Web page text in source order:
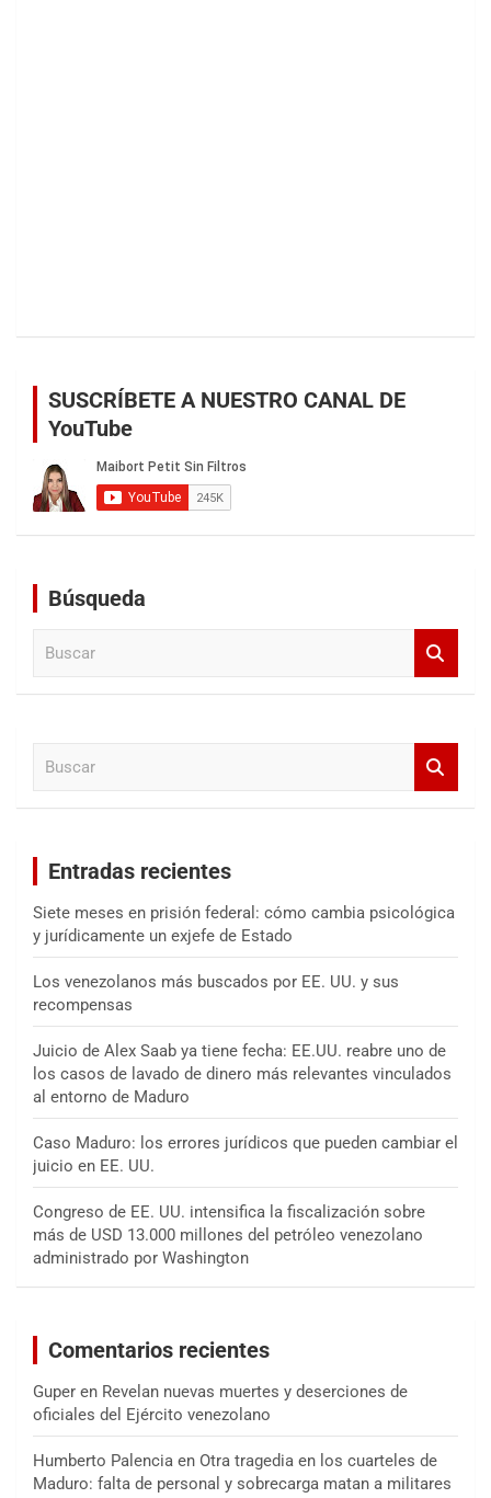
SUSCRÍBETE A NUESTRO CANAL DE
YouTube
Búsqueda
Entradas recientes
Siete meses en prisión federal: cómo cambia psicológica
y jurídicamente un exjefe de Estado
Los venezolanos más buscados por EE. UU. y sus
recompensas
Juicio de Alex Saab ya tiene fecha: EE.UU. reabre uno de
los casos de lavado de dinero más relevantes vinculados
al entorno de Maduro
Caso Maduro: los errores jurídicos que pueden cambiar el
juicio en EE. UU.
Congreso de EE. UU. intensifica la fiscalización sobre
más de USD 13.000 millones del petróleo venezolano
administrado por Washington
Comentarios recientes
Guper en Revelan nuevas muertes y deserciones de
oficiales del Ejército venezolano
Humberto Palencia en Otra tragedia en los cuarteles de
Maduro: falta de personal y sobrecarga matan a militares